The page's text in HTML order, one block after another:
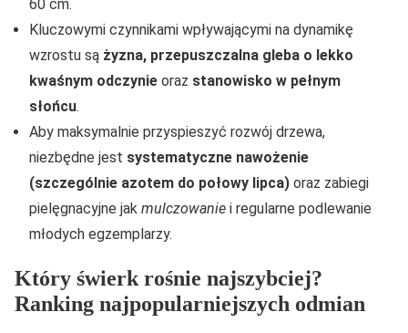
60 cm.
Kluczowymi czynnikami wpływającymi na dynamikę
wzrostu są żyzna, przepuszczalna gleba o lekko
kwaśnym odczynie oraz stanowisko w pełnym
słońcu.
Aby maksymalnie przyspieszyć rozwój drzewa,
niezbędne jest systematyczne nawożenie
(szczególnie azotem do połowy lipca) oraz zabiegi
pielęgnacyjne jak mulczowanie i regularne podlewanie
młodych egzemplarzy.
Który świerk rośnie najszybciej?
Ranking najpopularniejszych odmian